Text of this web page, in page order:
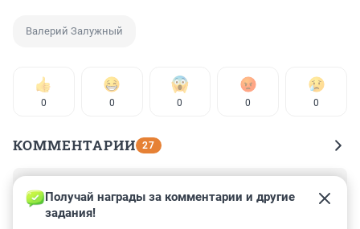
Валерий Залужный
0 0 0 0 0
КОММЕНТАРИИ 27
8 февраля 2024, 22:20
Как Гитлер не менял командующих не помогло.
Получай награды за комментарии и другие
задания!